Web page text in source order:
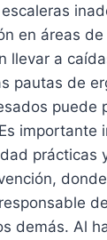
en áreas de
llevar a
pautas de
puede
importante
prácticas
demás. Al